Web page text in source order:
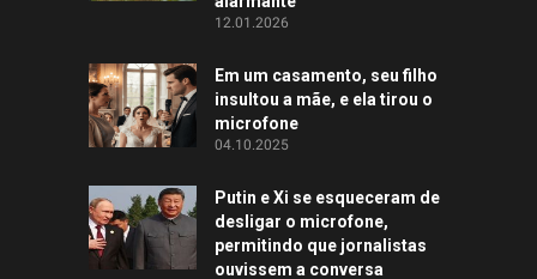
12.01.2026
Em um casamento, seu filho
insultou a mãe, e ela tirou o
microfone
04.10.2025
Putin e Xi se esqueceram de
desligar o microfone,
permitindo que jornalistas
ouvissem a conversa